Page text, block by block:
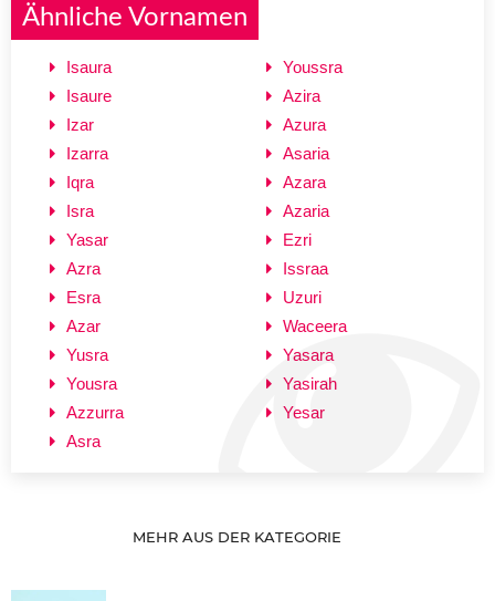
Ähnliche Vornamen
Isaura
Isaure
Izar
Izarra
Iqra
Isra
Yasar
Azra
Esra
Azar
Yusra
Yousra
Azzurra
Asra
Youssra
Azira
Azura
Asaria
Azara
Azaria
Ezri
Issraa
Uzuri
Waceera
Yasara
Yasirah
Yesar
MEHR AUS DER KATEGORIE